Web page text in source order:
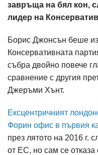
завръща на бял кон,
лидер на
Борис Джонсън беше
Консервативната
събра двойно повече
сравнение с другия
Джеръми Хънт.
Ексцентричният
Форин офис в първия
през лятото на 2016 г.
от ЕС, но сам се отказа